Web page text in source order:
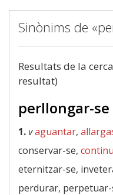
Sinònims de
Resultats de la
resultat)
perllongar-se
1.vaguantar,
conservar-se,
eternitzar-se,
perdurar, perpetuar-